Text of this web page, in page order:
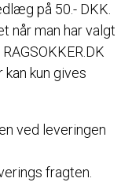
på 50.- DKK.
når man har valgt
kun gives
ved leveringen
fragten.